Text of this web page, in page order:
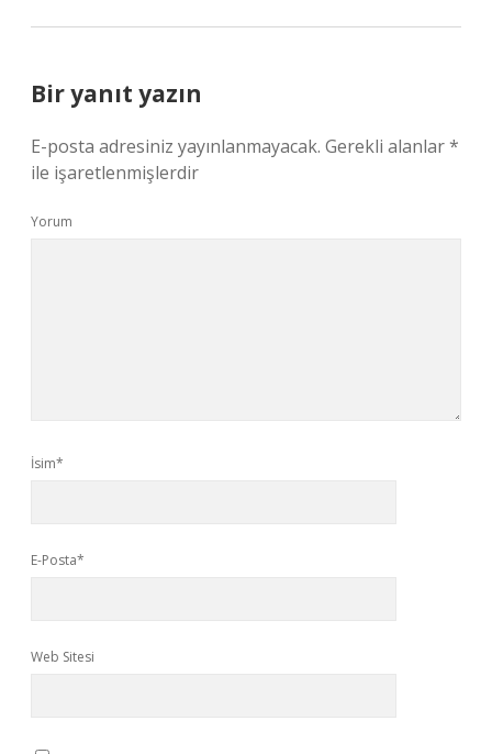
Bir yanıt yazın
E-posta adresiniz yayınlanmayacak. Gerekli alanlar*
ile işaretlenmişlerdir
Yorum
İsim*
E-Posta*
Web Sitesi